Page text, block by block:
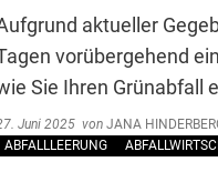
aktueller
vorübergehend
Sie Ihren Grünabfall
Juni 2025 von JANA
ABFALLLEERUNG